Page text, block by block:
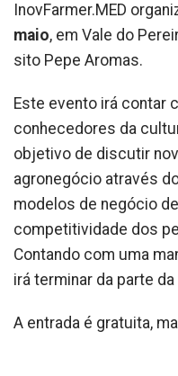
InovFarmer.MED
maio, em Vale do
sito Pepe Aromas.
Este evento irá contar
conhecedores da
objetivo de discutir
agronegócio através
modelos de negócio
competitividade dos
Contando com uma
irá terminar da parte
A entrada é gratuita,